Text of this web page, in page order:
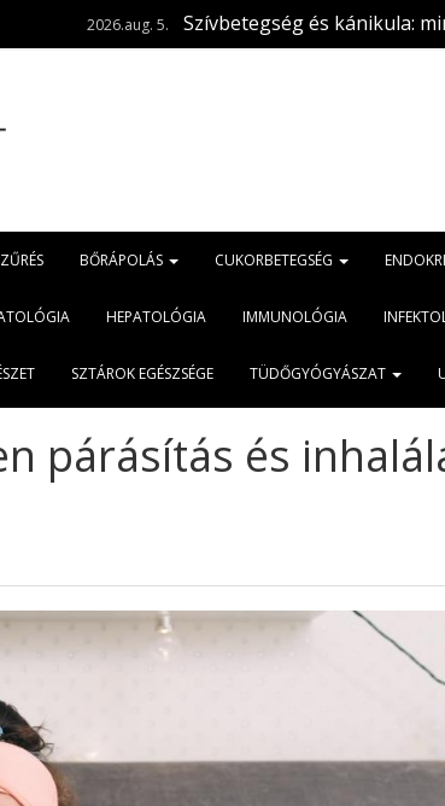
Szívbetegség és kánikula: mire kell
BŐRÁPOLÁS CUKORBETEGSÉG
HEPATOLÓGIA IMMUNOLÓGIA
SZTÁROK EGÉSZSÉGE TÜDŐGYÓGYÁSZAT
párásítás és